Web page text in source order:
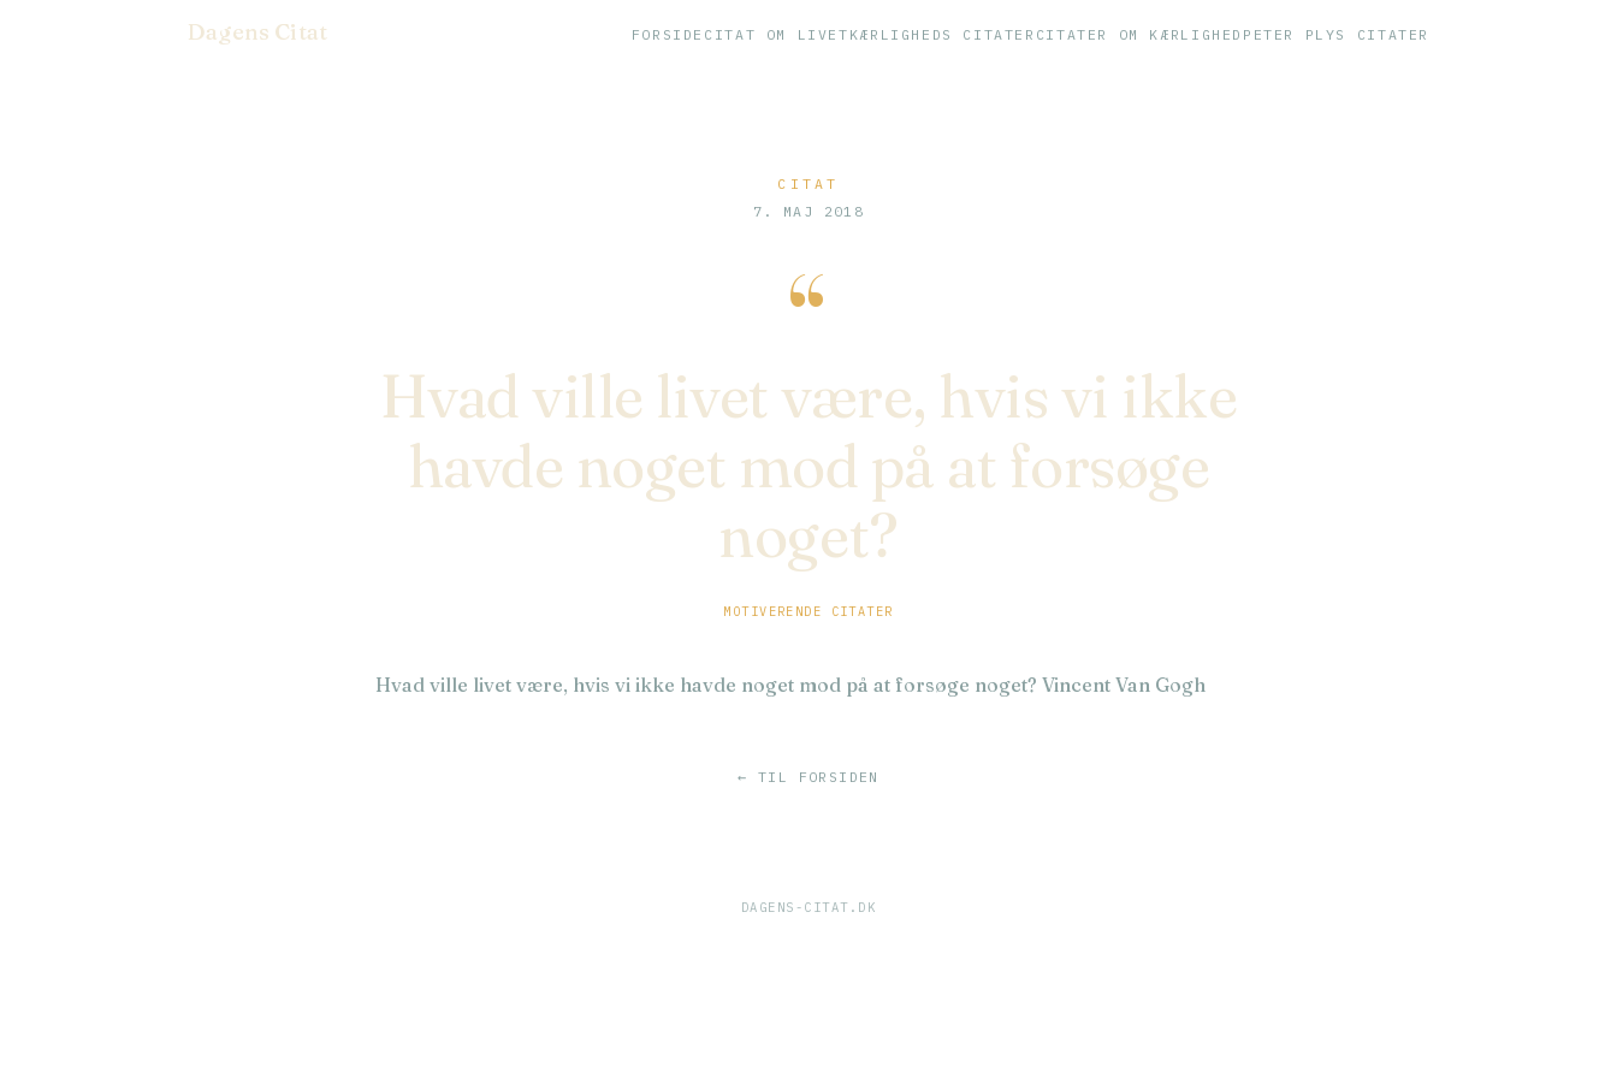
Dagens Citat FORSIDE CITAT OM LIVET KÆRLIGHEDS CITATER CITATER OM KÆRLIGHED PETER PLYS CITATER
CITAT
7. MAJ 2018
“
Hvad ville livet være, hvis vi ikke
havde noget mod på at forsøge
noget?
MOTIVERENDE CITATER
Hvad ville livet være, hvis vi ikke havde noget mod på at forsøge noget? Vincent Van Gogh
← TIL FORSIDEN
DAGENS-CITAT.DK